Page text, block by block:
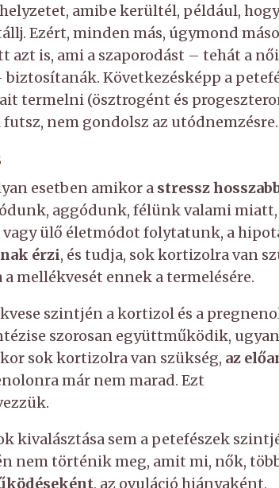
amibe kerültél, például,
Ezért, minden más, úgymond
is, ami a szaporodást – tehát a
Következésképp a
termelni (ösztrogént és
nem gondolsz az utódnemzésre.
esetben amikor a stressz
aggódunk, félünk valami
ülő életmódot folytatunk, a
érzi, és tudja, sok kortizolra van
mellékvesét ennek a termelésére.
szintjén a kortizol és a
szorosan együttműködik,
sok kortizolra van szükség, az
már nem marad. Ezt
kivalásztása sem a petefészek
nem történik meg, amit mi, nők,
, az ovuláció hiányaként,